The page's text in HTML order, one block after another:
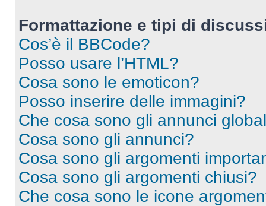
Formattazione e tipi di
Cos’è il BBCode?
Posso usare l’HTML?
Cosa sono le emoticon?
Posso inserire delle immagini?
Che cosa sono gli annunci
Cosa sono gli annunci?
Cosa sono gli argomenti
Cosa sono gli argomenti chiusi?
Che cosa sono le icone